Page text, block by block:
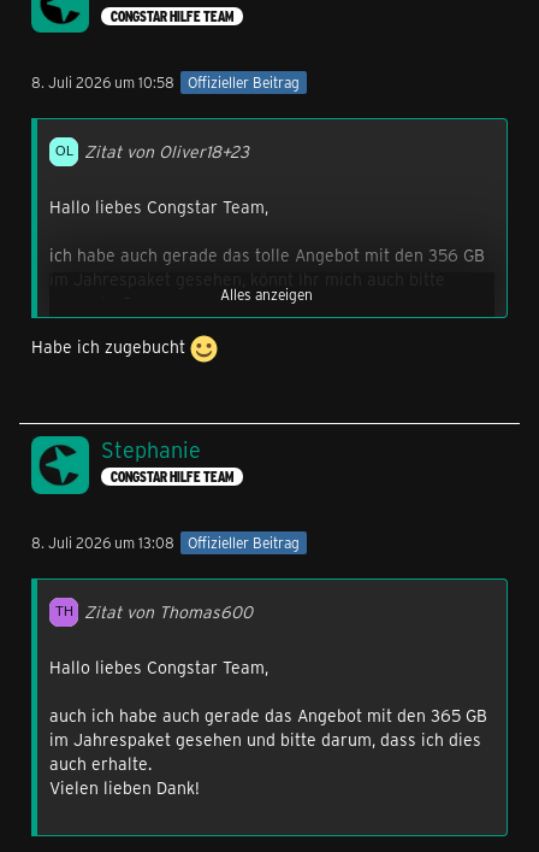
CONGSTAR HILFE TEAM
8. Juli 2026 um 10:58 Offizieller Beitrag
Zitat von Oliver18+23
Hallo liebes Congstar Team,
ich habe auch gerade das tolle Angebot mit den 356 GB
Liebe Grüße
Alles anzeigen
Habe ich zugebucht
Stephanie
CONGSTAR HILFE TEAM
8. Juli 2026 um 13:08 Offizieller Beitrag
Zitat von Thomas600
Hallo liebes Congstar Team,
auch ich habe auch gerade das Angebot mit den 365 GB
im Jahrespaket gesehen und bitte darum, dass ich dies
auch erhalte.
Vielen lieben Dank!